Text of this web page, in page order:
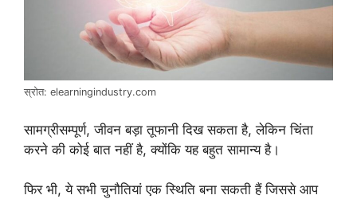
स्रोत: elearningindustry.com
सामग्रीसम्पूर्ण, जीवन बड़ा तूफानी दिख सकता है, लेकिन चिंता
करने की कोई बात नहीं है, क्योंकि यह बहुत सामान्य है।
फिर भी, ये सभी चुनौतियां एक स्थिति बना सकती हैं जिससे आप